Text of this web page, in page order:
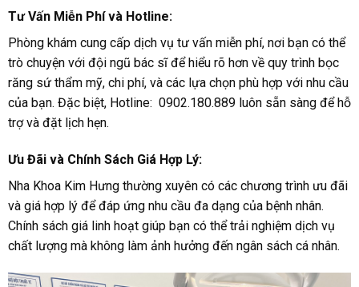
Tư Vấn Miễn Phí và Hotline:
Phòng khám cung cấp dịch vụ tư vấn miễn phí, nơi bạn có thể
trò chuyện với đội ngũ bác sĩ để hiểu rõ hơn về quy trình bọc
răng sứ thẩm mỹ, chi phí, và các lựa chọn phù hợp với nhu cầu
của bạn. Đặc biệt, Hotline: 0902.180.889 luôn sẵn sàng để hỗ
trợ và đặt lịch hẹn.
Ưu Đãi và Chính Sách Giá Hợp Lý:
Nha Khoa Kim Hưng thường xuyên có các chương trình ưu đãi
và giá hợp lý để đáp ứng nhu cầu đa dạng của bệnh nhân.
Chính sách giá linh hoạt giúp bạn có thể trải nghiệm dịch vụ
chất lượng mà không làm ảnh hưởng đến ngân sách cá nhân.